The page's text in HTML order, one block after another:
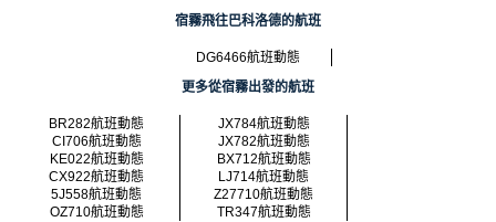
宿霧飛往巴科洛德的航班
DG6466航班動態
更多從宿霧出發的航班
BR282航班動態
JX784航班動態
CI706航班動態
JX782航班動態
KE022航班動態
BX712航班動態
CX922航班動態
LJ714航班動態
5J558航班動態
Z27710航班動態
OZ710航班動態
TR347航班動態